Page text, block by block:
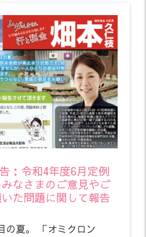
：令和4年度6月定例
なさまのご意見やご
た問題に関して報告
の夏。 「オミクロン